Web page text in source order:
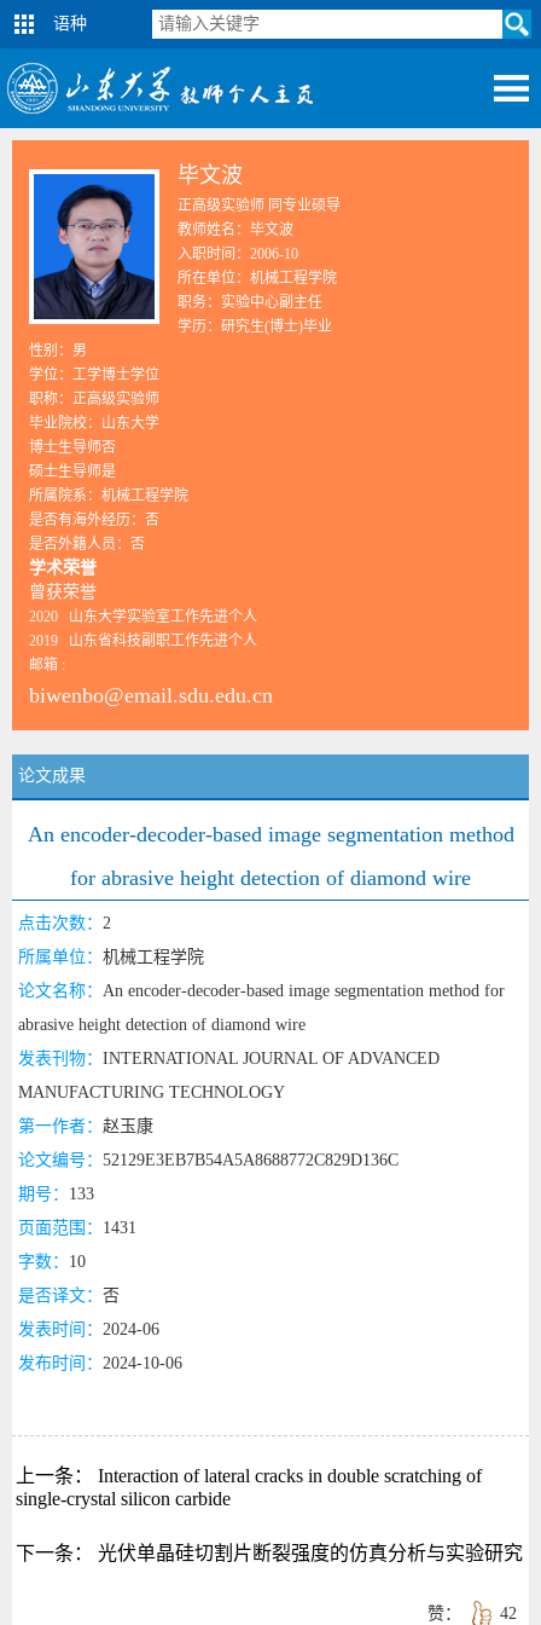
语种
毕文波
正高级实验师 同专业硕导
教师姓名：毕文波
入职时间：2006-10
所在单位：机械工程学院
职务：实验中心副主任
学历：研究生(博士)毕业
性别：男
学位：工学博士学位
职称：正高级实验师
毕业院校：山东大学
博士生导师否
硕士生导师是
所属院系：机械工程学院
是否有海外经历：否
是否外籍人员：否
学术荣誉
曾获荣誉
2020 山东大学实验室工作先进个人
2019 山东省科技副职工作先进个人
邮箱 :
biwenbo@email.sdu.edu.cn
论文成果
An encoder-decoder-based image segmentation method
for abrasive height detection of diamond wire
点击次数： 2
所属单位： 机械工程学院
论文名称： An encoder-decoder-based image segmentation method for
abrasive height detection of diamond wire
发表刊物： INTERNATIONAL JOURNAL OF ADVANCED
MANUFACTURING TECHNOLOGY
第一作者： 赵玉康
论文编号： 52129E3EB7B54A5A8688772C829D136C
期号： 133
页面范围： 1431
字数： 10
是否译文： 否
发表时间： 2024-06
发布时间： 2024-10-06
上一条：
Interaction of lateral cracks in double scratching of
single-crystal silicon carbide
下一条： 光伏单晶硅切割片断裂强度的仿真分析与实验研究
42
赞：